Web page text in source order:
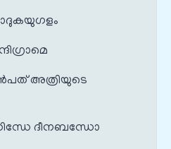
അത്രിയുടെ
ദീനബന്ധോ